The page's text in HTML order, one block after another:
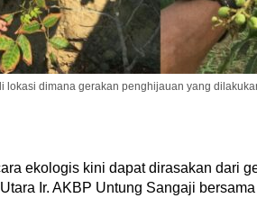
lokasi dimana gerakan penghijauan yang
ekologis kini dapat dirasakan dari
Ir. AKBP Untung Sangaji